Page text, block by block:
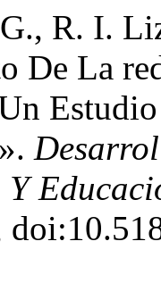
R. I.
De La